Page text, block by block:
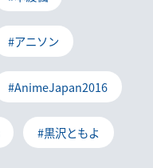
#アニソン
#AnimeJapan2016
#黒沢ともよ